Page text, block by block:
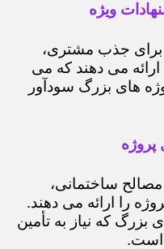
برای جذب مشتری،
می دهند که می
های بزرگ سودآور
ساختمانی،
را ارائه می دهند.
بزرگ که نیاز به تأمین
است.